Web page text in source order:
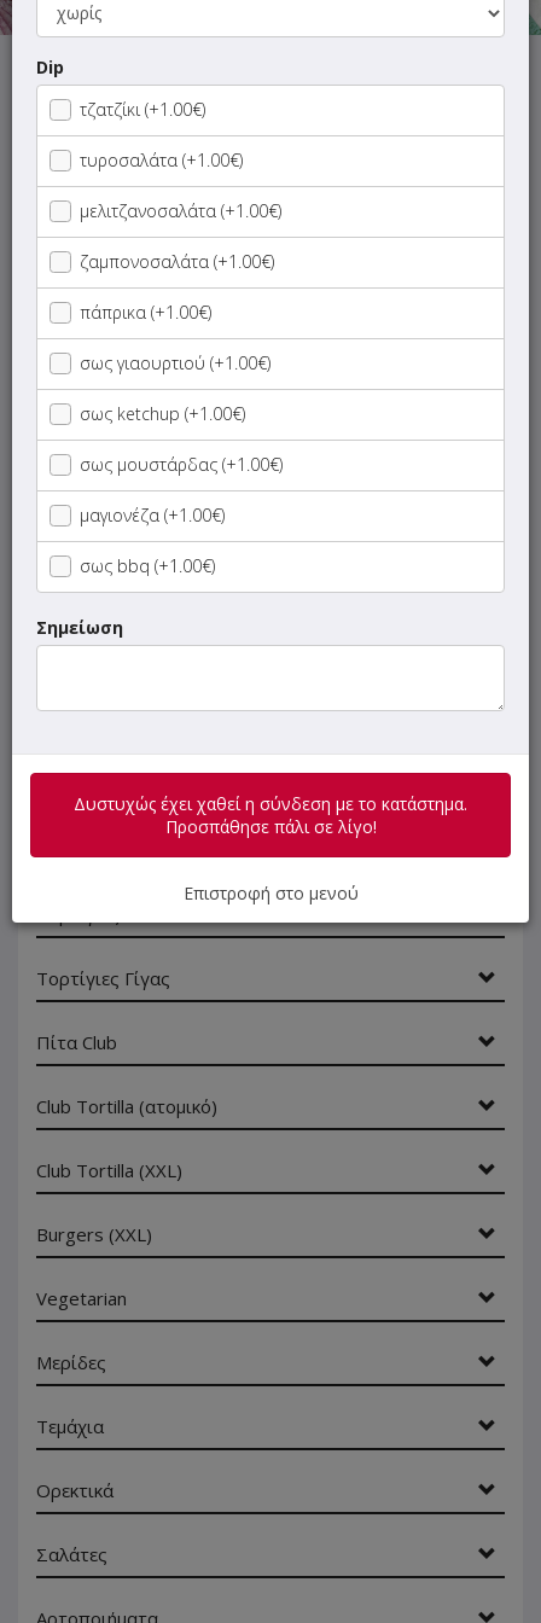
Προσπάθησε πάλι σε λίγο!
ΜΕΝΟΥ
Το κατάστημα μας κάθε Δευτέρα θα παραμένει
κλειστό.(εκτός εορτών)!
Το κόστος delivery είναι 1.50€!
Γρήγορη
αναζήτηση
προϊόντος...
Οι προτάσεις μας
SUPER Προσφορές
Τορτίγιες Γίγας
Πίτα Club
Club Tortilla (ατομικό)
Club Tortilla (XXL)
Burgers (XXL)
Vegetarian
Μερίδες
Τεμάχια
Ορεκτικά
Σαλάτες
Αρτοποιήματα
Dip
τζατζίκι (+1.00€)
τυροσαλάτα (+1.00€)
μελιτζανοσαλάτα (+1.00€)
ζαμπονοσαλάτα (+1.00€)
πάπρικα (+1.00€)
σως γιαουρτιού (+1.00€)
σως ketchup (+1.00€)
σως μουστάρδας (+1.00€)
μαγιονέζα (+1.00€)
σως bbq (+1.00€)
Σημείωση
Δυστυχώς έχει χαθεί η σύνδεση με το κατάστημα.
Προσπάθησε πάλι σε λίγο!
Επιστροφή στο μενού